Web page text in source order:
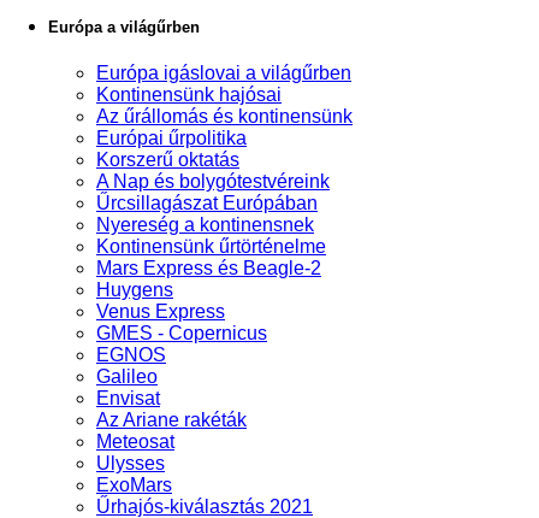
Európa a világűrben
Európa igáslovai a világűrben
Kontinensünk hajósai
Az űrállomás és kontinensünk
Európai űrpolitika
Korszerű oktatás
A Nap és bolygótestvéreink
Űrcsillagászat Európában
Nyereség a kontinensnek
Kontinensünk űrtörténelme
Mars Express és Beagle-2
Huygens
Venus Express
GMES - Copernicus
EGNOS
Galileo
Envisat
Az Ariane rakéták
Meteosat
Ulysses
ExoMars
Űrhajós-kiválasztás 2021